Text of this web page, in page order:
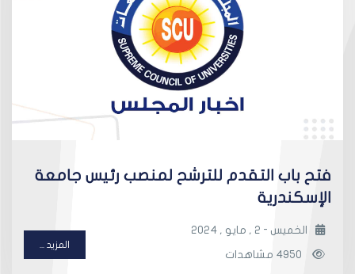
فتح باب التقدم للترشح لمنصب رئيس جامعة
الإسكندرية
الخميس - 2 , مايو , 2024
المزيد ...